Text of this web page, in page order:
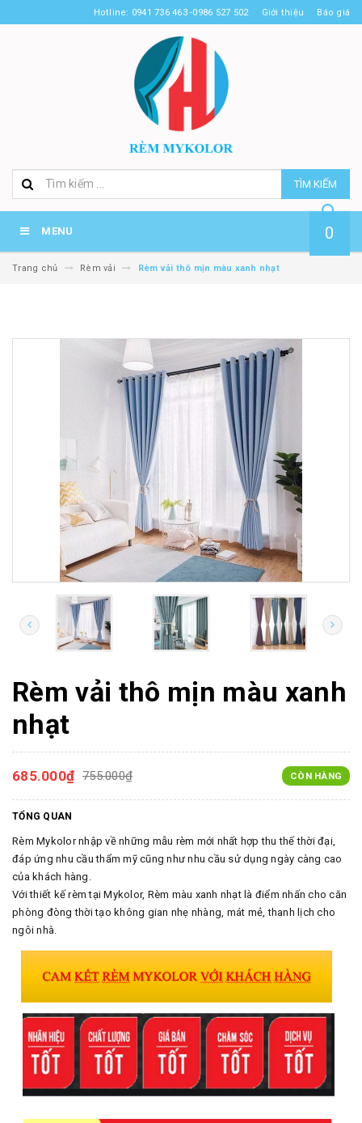
Hotline: 0941 736 463 -0986 527 502 Giới thiệu Báo giá
TÌM KIẾM
MENU 0
Trang chủ Rèm vải Rèm vải thô mịn màu xanh nhạt
Rèm vải thô mịn màu xanh
nhạt
685.000₫ 755.000₫ CÒN HÀNG
TỔNG QUAN
Rèm Mykolor nhập về những mẫu rèm mới nhất hợp thu thế thời đại,
đáp ứng nhu cầu thẩm mỹ cũng như nhu cầu sử dụng ngày càng cao
của khách hàng.
Với thiết kế rèm tại Mykolor, Rèm màu xanh nhạt là điểm nhấn cho căn
phòng đòng thời tạo không gian nhẹ nhàng, mát mẻ, thanh lịch cho
ngôi nhà.